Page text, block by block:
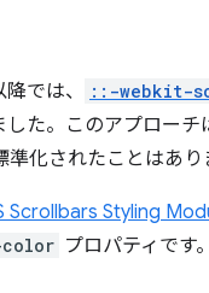
では、 ::-webkit-
た。このアプロー
化されたことはあり
Scrollbars Styling
プロパティです